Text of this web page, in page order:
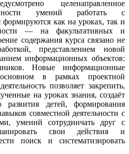
целенаправленное
умений работать с
как на уроках, так и
— на факультативных и
содержания курса связано не
представлением новой
информационных объектов:
Новые информационные
в рамках проектной
позволяет закрепить,
на уроках знания, создаёт
развития детей, формирования
совместной деятельности с
умений сотрудничать друг с
свои действия и
поиск и систематизировать